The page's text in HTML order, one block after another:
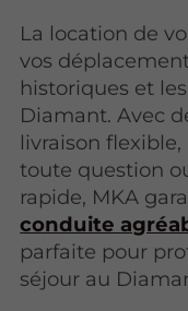
La location de
vos
historiques et
Diamant. Avec
livraison
toute question
rapide, MKA
conduite
parfaite pour
séjour au